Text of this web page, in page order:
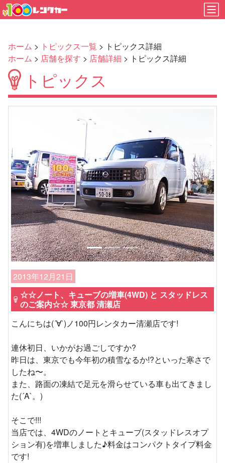
ホーム > トピックス一覧 > トピックス詳細
ホーム > 店舗を探す > 店舗詳細 > トピックス詳細
トピックス
Previous Next
2013年12月21日
☆☆ノート、キューブの増車(4WD) と スタッドレス
のご案内☆☆ 東京都 清瀬店
こんにちは(´∀`)ノ100円レンタカー清瀬店です!
連休初日、いかがお過ごしですか?
昨日は、東京でも今年初の積雪なるか!?といった寒さで
したね〜。
また、路面の凍結で足元を滑らせている車も出てきまし
た(´A`。)
そこで!!!
当店では、4WDのノートとキューブ(スタッドレスオプ
ション有)を増車しました♪料金はコンパクトタイプ料金
です!